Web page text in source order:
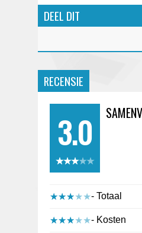
DEEL DIT
RECENSIE
3.0
★★★★★
★★★★★
★★★★★
★★★★★- Totaal
★★★★★
★★★★★- Kosten